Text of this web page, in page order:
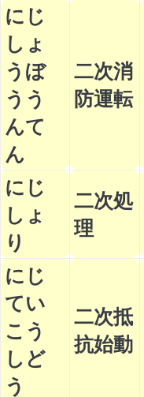
にじ
しょ
うぼ
うう
んて
ん
二次消
防運転
にじ
しょ
り
二次処
理
にじ
てい
こう
しど
う
二次抵
抗始動